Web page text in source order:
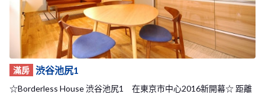
吸菸者入住。</span>
滿房 渋谷池尻1
☆Borderless House 渋谷池尻1 在東京市中心2016新開幕☆ 距離